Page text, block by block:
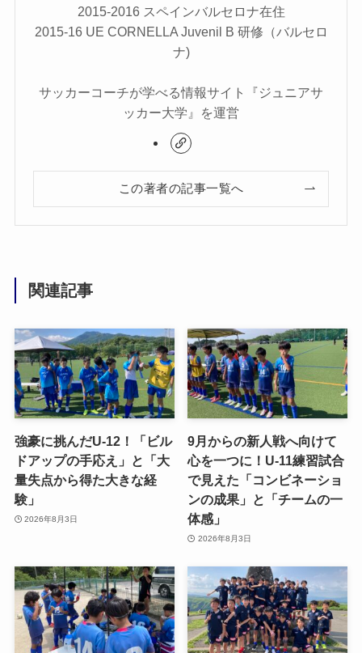
2015-2016 スペインバルセロナ在住
2015-16 UE CORNELLA Juvenil B 研修（バルセロ
ナ)
サッカーコーチが学べる情報サイト『ジュニアサ
ッカー大学』を運営
この著者の記事一覧へ
関連記事
強豪に挑んだU-12！「ビル
ドアップの手応え」と「大
量失点から得た大きな経
験」
2026年8月3日
9月からの新人戦へ向けて
心を一つに！U-11練習試合
で見えた「コンビネーショ
ンの成果」と「チームの一
体感」
2026年8月3日